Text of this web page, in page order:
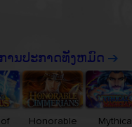
ການປະກາດທັງຫມົດ
of
Honorable